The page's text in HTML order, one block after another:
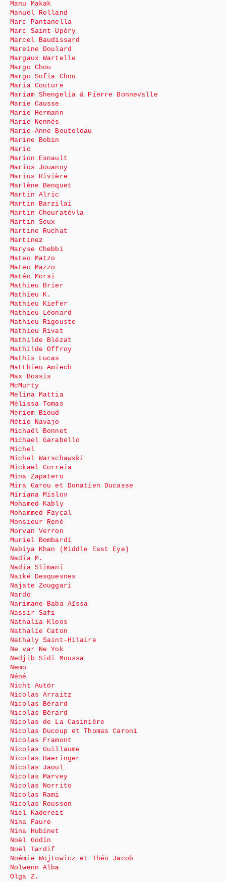
Manu Makak
Manuel Rolland
Marc Pantanella
Marc Saint-Upéry
Marcel Baudissard
Mareine Doulard
Margaux Wartelle
Margo Chou
Margo Sofia Chou
Maria Couture
Mariam Shengelia & Pierre Bonnevalle
Marie Causse
Marie Hermann
Marie Nennès
Marie-Anne Boutoleau
Marine Bobin
Mario
Marion Esnault
Marius Jouanny
Marius Rivière
Marlène Benquet
Martin Alric
Martin Barzilai
Martin Chouratévla
Martin Seux
Martine Ruchat
Martinez
Maryse Chebbi
Mateo Matzo
Mateo Mazzo
Matéo Morsi
Mathieu Brier
Mathieu K.
Mathieu Kiefer
Mathieu Léonard
Mathieu Rigouste
Mathieu Rivat
Mathilde Blézat
Mathilde Offroy
Mathis Lucas
Matthieu Amiech
Max Bossis
McMurty
Melina Mattia
Mélissa Tomas
Meriem Bioud
Métie Navajo
Michaël Bonnet
Michael Garabello
Michel
Michel Warschawski
Mickael Correia
Mina Zapatero
Mira Garou et Donatien Ducasse
Miriana Mislov
Mohamed Kably
Mohammed Fayçal
Monsieur René
Morvan Verron
Muriel Bombardi
Nabiya Khan (Middle East Eye)
Nadia M.
Nadia Slimani
Naïké Desquesnes
Najate Zouggari
Nardo
Narimane Baba Aïssa
Nassir Safi
Nathalia Kloos
Nathalie Caton
Nathaly Saint-Hilaire
Ne var Ne Yok
Nedjib Sidi Moussa
Nemo
Néné
Nicht Autör
Nicolas Arraitz
Nicolas Bérard
Nicolas Bérard
Nicolas de La Casinière
Nicolas Ducoup et Thomas Caroni
Nicolas Framont
Nicolas Guillaume
Nicolas Haeringer
Nicolas Jaoul
Nicolas Marvey
Nicolas Norrito
Nicolas Rami
Nicolas Rousson
Niel Kadereit
Nina Faure
Nina Hubinet
Noël Godin
Noël Tardif
Noémie Wojtowicz et Théo Jacob
Nolwenn Alba
Olga Z.